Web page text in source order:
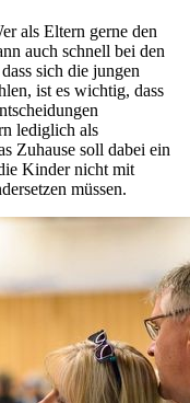
als Eltern gerne den
auch schnell bei den
sich die jungen
ist es wichtig, dass
lediglich als
Zuhause soll dabei ein
Kinder nicht mit
müssen.